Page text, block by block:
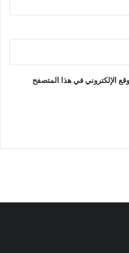
الإلكتروني في هذا المتصفح